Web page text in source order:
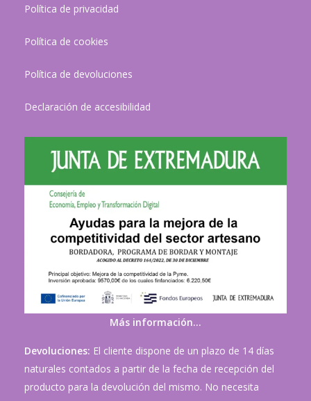
Política de privacidad
Política de cookies
Política de devoluciones
Declaración de accesibilidad
Más información…
Devoluciones: El cliente dispone de un plazo de 14 días
naturales contados a partir de la fecha de recepción del
producto para la devolución del mismo. No necesita